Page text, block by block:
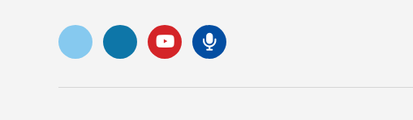
Vimeo LinkedInYouTubeSenko-Podcast